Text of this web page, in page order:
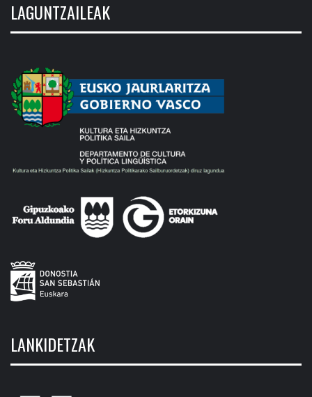
LAGUNTZAILEAK
LANKIDETZAK